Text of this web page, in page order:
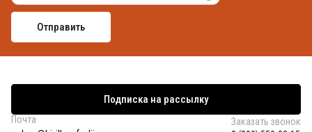
Подписка на рассылку
Почта
Заказать звонок